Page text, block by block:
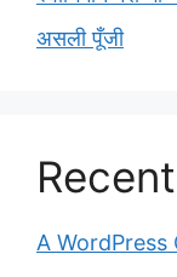
असली पूँजी
A